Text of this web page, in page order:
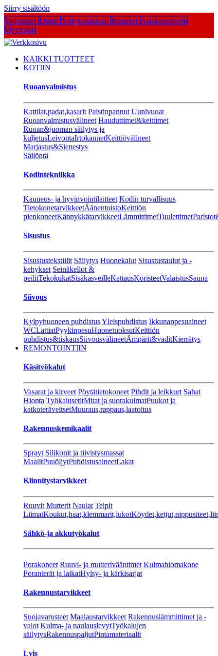
Siirry sisältöön
Tarjoukset Outlet Yritysasiakkaat Rmarket Asiakaspalvelu
Myymälät
KAIKKI TUOTTEET
KOTIIN
Ruoanvalmistus
Kattilat,padat,kasarit Paistinpannut Uunivuoat
Ruoanvalmistusvälineet Hauduttimet&keittimet
Ruoan&juoman säilytys ja
kuljetusLeivontaIrtokannetKeittiövälineet
Marjastus&Sienestys
Säilöntä
Kodintekniikka
Kauneus- ja hyvinvointilaitteet Kodin turvallisuus
TietokonetarvikkeetÄänentoistoKeittiön
pienkoneetKännykkätarvikkeetLämmittimetTuulettimet
Sisustus
Sisustustekstiilit Säilytys Huonekalut Sisustustaulut ja -
kehykset Seinäkellot &
peilitTekokukatSisäkasveilleKattausKoristeetValaistusSauna
Siivous
Kylpyhuoneen puhdistusYleispuhdistus Ikkunanpesuaineet
WCLattiatPyykinpesuHuonetuoksutKeittiön
puhdistus&tiskausSiivousvälineetÄmpärit&vaditKierrätys
REMONTOINTIIN
Käsityökalut
Vasarat ja kirveet Pöytätietokoneet Pihdit ja leikkurt Sahat
Hionta TyökalusetitMitat ja suorakulmatPuukot ja
katkoteräveitsetMuuraus,rappaus,laatoitus
Rakennuskemikaalit
Sprayt Silikonit ja tiivistysmassat
MaalitPuuöljytPuhdistusaineetLakat
Kiinnitystarvikkeet
Ruuvit Mutterit Naulat Teipit
LiimatKoukut,haat,klemmarit,lukot
Sähkö-ja akkutyökalut
Porakoneet Ruuvi- ja mutterivääntimet Kulmahiomakone
Poranterät ja laikatHylsy- ja kärkisarjat
Rakennustarvikkeet
Suojavarusteet Maalaustarvikkeet Rakennuslämmittimet ja -
valot Kulma- ja naulauslevytTyökalujen
säilytysRakennuspaljutPintamateriaalit
Lvis